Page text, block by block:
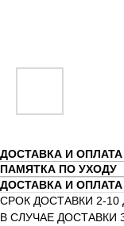
ДОСТАВКА И ОПЛАТА
ПАМЯТКА ПО УХОДУ
ДОСТАВКА И ОПЛАТА
СРОК ДОСТАВКИ 2-
В СЛУЧАЕ ДОСТАВКИ